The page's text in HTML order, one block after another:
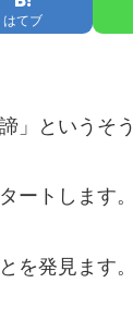
はてブ
」というそう
ートします。
を発見ます。